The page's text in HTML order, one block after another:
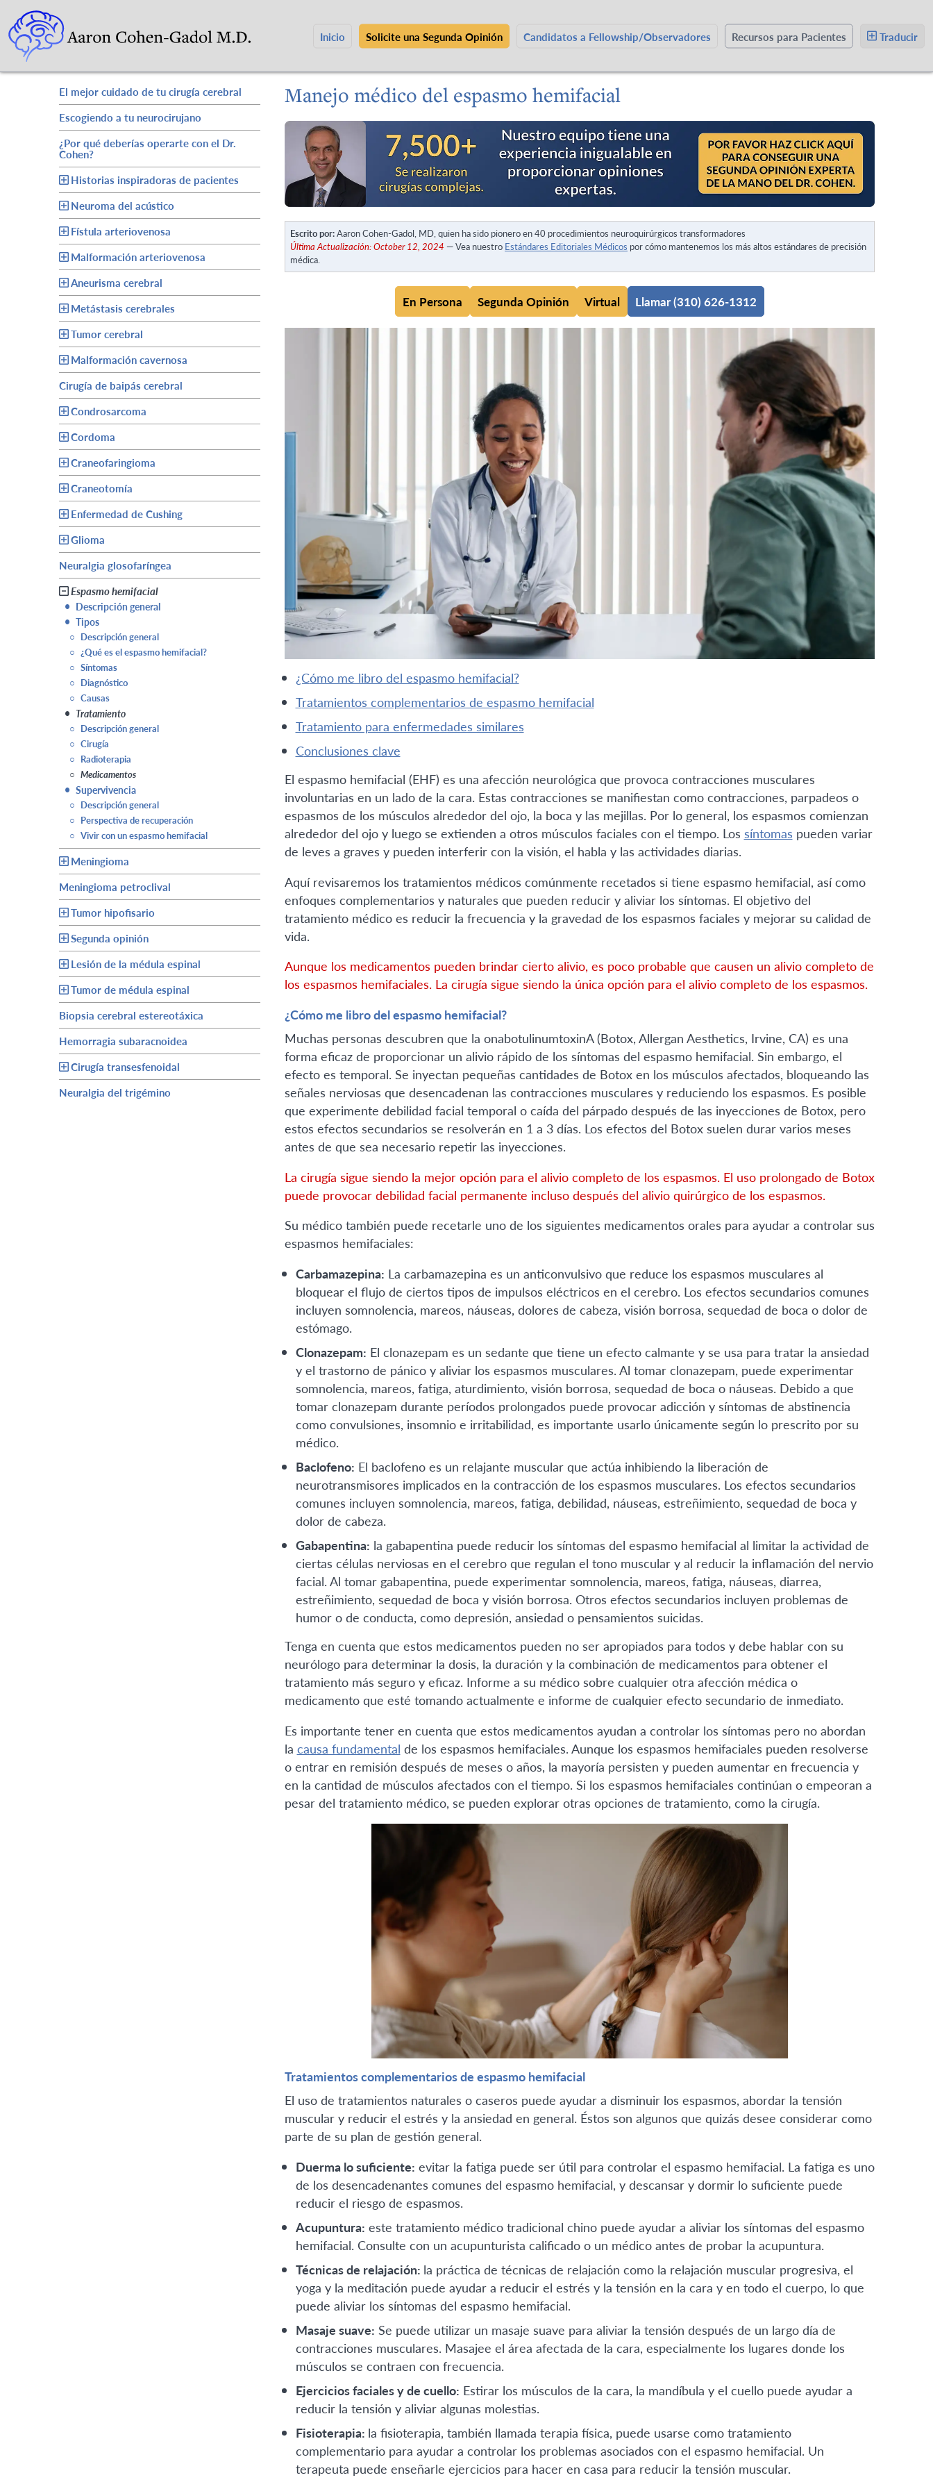
Inicio Solicite una Segunda Opinión Candidatos a Fellowship/Observadores Recursos para Pacientes Traducir
El mejor cuidado de tu cirugía cerebral
Escogiendo a tu neurocirujano
¿Por qué deberías operarte con el Dr.
Cohen?
Historias inspiradoras de pacientes
Neuroma del acústico
Fístula arteriovenosa
Malformación arteriovenosa
Aneurisma cerebral
Metástasis cerebrales
Tumor cerebral
Malformación cavernosa
Cirugía de baipás cerebral
Condrosarcoma
Cordoma
Craneofaringioma
Craneotomía
Enfermedad de Cushing
Glioma
Neuralgia glosofaríngea
Espasmo hemifacial
• Descripción general
• Tipos
○ Descripción general
○ ¿Qué es el espasmo hemifacial?
○ Síntomas
○ Diagnóstico
○ Causas
• Tratamiento
○ Descripción general
○ Cirugía
○ Radioterapia
○ Medicamentos
• Supervivencia
○ Descripción general
○ Perspectiva de recuperación
○ Vivir con un espasmo hemifacial
Meningioma
Meningioma petroclival
Tumor hipofisario
Segunda opinión
Lesión de la médula espinal
Tumor de médula espinal
Biopsia cerebral estereotáxica
Hemorragia subaracnoidea
Cirugía transesfenoidal
Neuralgia del trigémino
Manejo médico del espasmo hemifacial
Escrito por:Aaron Cohen-Gadol, MD, quien ha sido pionero en 40 procedimientos neuroquirúrgicos transformadores
Última Actualización: October 12, 2024 — Vea nuestro Estándares Editoriales Médicos por cómo mantenemos los más altos estándares de precisión
médica.
En Persona Segunda Opinión Virtual Llamar (310) 626-1312
¿cómo me libro del espasmo hemifacial?
tratamientos complementarios de espasmo hemifacial
tratamiento para enfermedades similares
conclusiones clave
El espasmo hemifacial (EHF) es una afección neurológica que provoca contracciones musculares
involuntarias en un lado de la cara. Estas contracciones se manifiestan como contracciones, parpadeos o
espasmos de los músculos alrededor del ojo, la boca y las mejillas. Por lo general, los espasmos comienzan
alrededor del ojo y luego se extienden a otros músculos faciales con el tiempo. Los síntomas pueden variar
de leves a graves y pueden interferir con la visión, el habla y las actividades diarias.
Aquí revisaremos los tratamientos médicos comúnmente recetados si tiene espasmo hemifacial, así como
enfoques complementarios y naturales que pueden reducir y aliviar los síntomas. El objetivo del
tratamiento médico es reducir la frecuencia y la gravedad de los espasmos faciales y mejorar su calidad de
vida.
Aunque los medicamentos pueden brindar cierto alivio, es poco probable que causen un alivio completo de
los espasmos hemifaciales. La cirugía sigue siendo la única opción para el alivio completo de los espasmos.
¿Cómo me libro del espasmo hemifacial?
Muchas personas descubren que la onabotulinumtoxinA (Botox, Allergan Aesthetics, Irvine, CA) es una
forma eficaz de proporcionar un alivio rápido de los síntomas del espasmo hemifacial. Sin embargo, el
efecto es temporal. Se inyectan pequeñas cantidades de Botox en los músculos afectados, bloqueando las
señales nerviosas que desencadenan las contracciones musculares y reduciendo los espasmos. Es posible
que experimente debilidad facial temporal o caída del párpado después de las inyecciones de Botox, pero
estos efectos secundarios se resolverán en 1 a 3 días. Los efectos del Botox suelen durar varios meses
antes de que sea necesario repetir las inyecciones.
La cirugía sigue siendo la mejor opción para el alivio completo de los espasmos. El uso prolongado de Botox
puede provocar debilidad facial permanente incluso después del alivio quirúrgico de los espasmos.
Su médico también puede recetarle uno de los siguientes medicamentos orales para ayudar a controlar sus
espasmos hemifaciales:
Carbamazepina: La carbamazepina es un anticonvulsivo que reduce los espasmos musculares al
bloquear el flujo de ciertos tipos de impulsos eléctricos en el cerebro. Los efectos secundarios comunes
incluyen somnolencia, mareos, náuseas, dolores de cabeza, visión borrosa, sequedad de boca o dolor de
estómago.
Clonazepam: El clonazepam es un sedante que tiene un efecto calmante y se usa para tratar la ansiedad
y el trastorno de pánico y aliviar los espasmos musculares. Al tomar clonazepam, puede experimentar
somnolencia, mareos, fatiga, aturdimiento, visión borrosa, sequedad de boca o náuseas. Debido a que
tomar clonazepam durante períodos prolongados puede provocar adicción y síntomas de abstinencia
como convulsiones, insomnio e irritabilidad, es importante usarlo únicamente según lo prescrito por su
médico.
Baclofeno: El baclofeno es un relajante muscular que actúa inhibiendo la liberación de
neurotransmisores implicados en la contracción de los espasmos musculares. Los efectos secundarios
comunes incluyen somnolencia, mareos, fatiga, debilidad, náuseas, estreñimiento, sequedad de boca y
dolor de cabeza.
Gabapentina: la gabapentina puede reducir los síntomas del espasmo hemifacial al limitar la actividad de
ciertas células nerviosas en el cerebro que regulan el tono muscular y al reducir la inflamación del nervio
facial. Al tomar gabapentina, puede experimentar somnolencia, mareos, fatiga, náuseas, diarrea,
estreñimiento, sequedad de boca y visión borrosa. Otros efectos secundarios incluyen problemas de
humor o de conducta, como depresión, ansiedad o pensamientos suicidas.
Tenga en cuenta que estos medicamentos pueden no ser apropiados para todos y debe hablar con su
neurólogo para determinar la dosis, la duración y la combinación de medicamentos para obtener el
tratamiento más seguro y eficaz. Informe a su médico sobre cualquier otra afección médica o
medicamento que esté tomando actualmente e informe de cualquier efecto secundario de inmediato.
Es importante tener en cuenta que estos medicamentos ayudan a controlar los síntomas pero no abordan
la causa fundamental de los espasmos hemifaciales. Aunque los espasmos hemifaciales pueden resolverse
o entrar en remisión después de meses o años, la mayoría persisten y pueden aumentar en frecuencia y
en la cantidad de músculos afectados con el tiempo. Si los espasmos hemifaciales continúan o empeoran a
pesar del tratamiento médico, se pueden explorar otras opciones de tratamiento, como la cirugía.
Tratamientos complementarios de espasmo hemifacial
El uso de tratamientos naturales o caseros puede ayudar a disminuir los espasmos, abordar la tensión
muscular y reducir el estrés y la ansiedad en general. Éstos son algunos que quizás desee considerar como
parte de su plan de gestión general.
Duerma lo suficiente: evitar la fatiga puede ser útil para controlar el espasmo hemifacial. La fatiga es uno
de los desencadenantes comunes del espasmo hemifacial, y descansar y dormir lo suficiente puede
reducir el riesgo de espasmos.
Acupuntura: este tratamiento médico tradicional chino puede ayudar a aliviar los síntomas del espasmo
hemifacial. Consulte con un acupunturista calificado o un médico antes de probar la acupuntura.
Técnicas de relajación: la práctica de técnicas de relajación como la relajación muscular progresiva, el
yoga y la meditación puede ayudar a reducir el estrés y la tensión en la cara y en todo el cuerpo, lo que
puede aliviar los síntomas del espasmo hemifacial.
Masaje suave: Se puede utilizar un masaje suave para aliviar la tensión después de un largo día de
contracciones musculares. Masajee el área afectada de la cara, especialmente los lugares donde los
músculos se contraen con frecuencia.
Ejercicios faciales y de cuello: Estirar los músculos de la cara, la mandíbula y el cuello puede ayudar a
reducir la tensión y aliviar algunas molestias.
Fisioterapia: la fisioterapia, también llamada terapia física, puede usarse como tratamiento
complementario para ayudar a controlar los problemas asociados con el espasmo hemifacial. Un
terapeuta puede enseñarle ejercicios para hacer en casa para reducir la tensión muscular.